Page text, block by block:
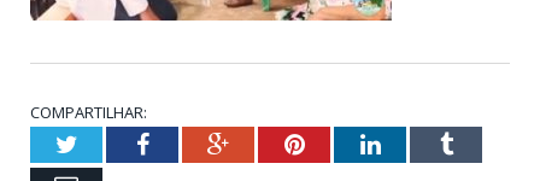
COMPARTILHAR:
TwitterFacebookGoogle+PinterestLinkedInTumblr